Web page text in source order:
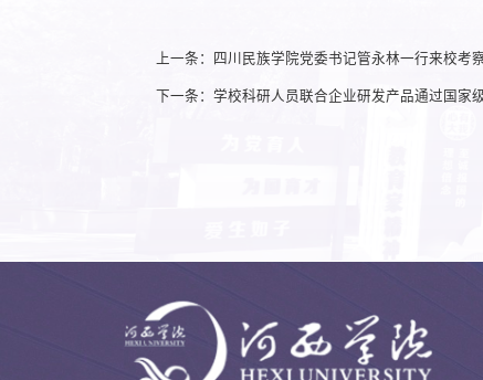
上一条：四川民族学院党委书记管永林一行来校考
下一条：学校科研人员联合企业研发产品通过国家